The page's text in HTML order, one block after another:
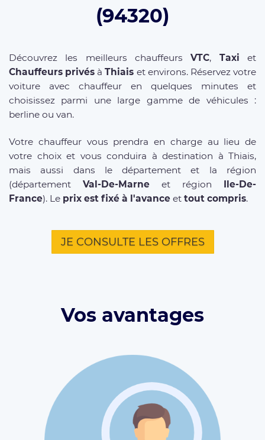
(94320)
Découvrez les meilleurs chauffeursVTC, Taxi et
Chauffeurs privés àThiais et environs. Réservez votre
voiture avec chauffeur en quelques minutes et
choisissez parmi une large gamme de véhicules :
berline ou van.
Votre chauffeur vous prendra en charge au lieu de
votre choix et vous conduira à destination à Thiais,
mais aussi dans le département et la région
(département Val-De-Marne et région Ile-De-
France). Le prix est fixé à l'avance et tout compris.
JE CONSULTE LES OFFRES
Vos avantages